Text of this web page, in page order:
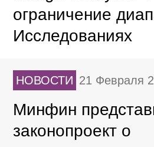
ограничение
Исследованиях
НОВОСТИ 21 Февраля
Минфин
законопроект о